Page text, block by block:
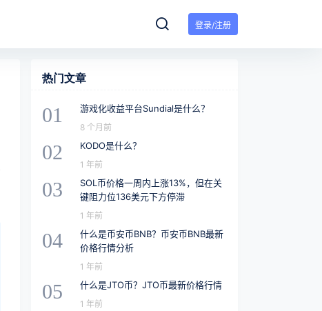
登录/注册
热门文章
01 游戏化收益平台Sundial是什么？
8 个月前
02 KODO是什么？
1 年前
03
SOL币价格一周内上涨13%，但在关
键阻力位136美元下方停滞
1 年前
04
什么是币安币BNB？币安币BNB最新
价格行情分析
1 年前
05 什么是JTO币？JTO币最新价格行情
1 年前